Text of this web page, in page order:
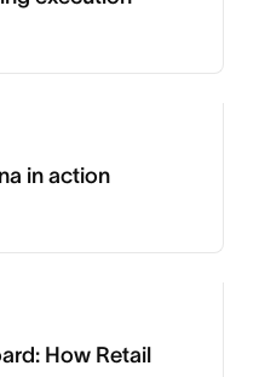
in action
How Retail